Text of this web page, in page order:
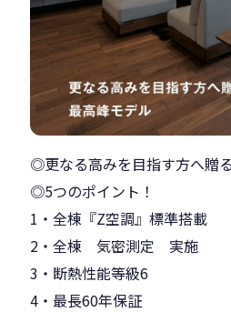
◎更なる高みを目指す方へ贈
◎5つのポイント！
1・全棟『Z空調』標準搭載
2・全棟 気密測定 実施
3・断熱性能等級6
4・最長60年保証